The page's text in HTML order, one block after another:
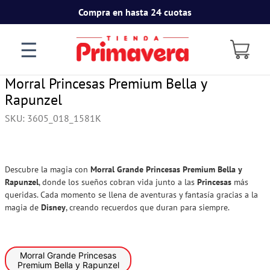
Compra en hasta 24 cuotas
☰
Morral Princesas Premium Bella y
Rapunzel
SKU: 3605_018_1581K
Descubre la magia con Morral Grande Princesas Premium Bella y
Rapunzel, donde los sueños cobran vida junto a las Princesas más
queridas. Cada momento se llena de aventuras y fantasía gracias a la
magia de Disney, creando recuerdos que duran para siempre.
Morral Grande Princesas
Premium Bella y Rapunzel